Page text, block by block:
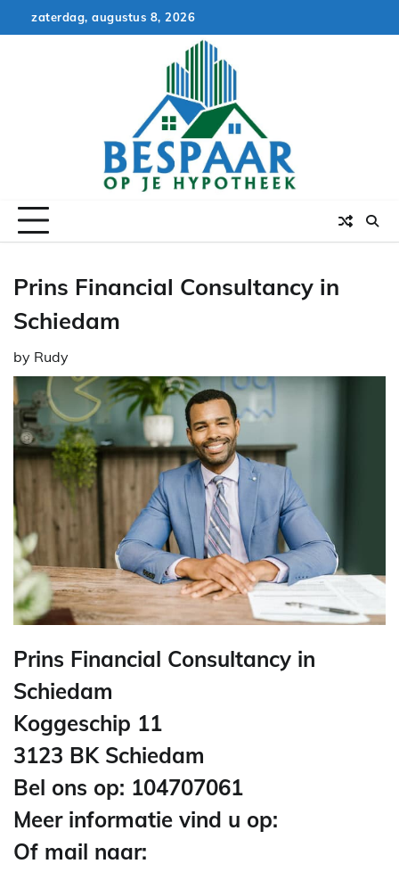
to
zaterdag, augustus 8, 2026
Prins Financial Consultancy in
Schiedam
by Rudy
Prins Financial Consultancy in
Schiedam
Koggeschip 11
3123 BK Schiedam
Bel ons op: 104707061
Meer informatie vind u op:
Of mail naar: